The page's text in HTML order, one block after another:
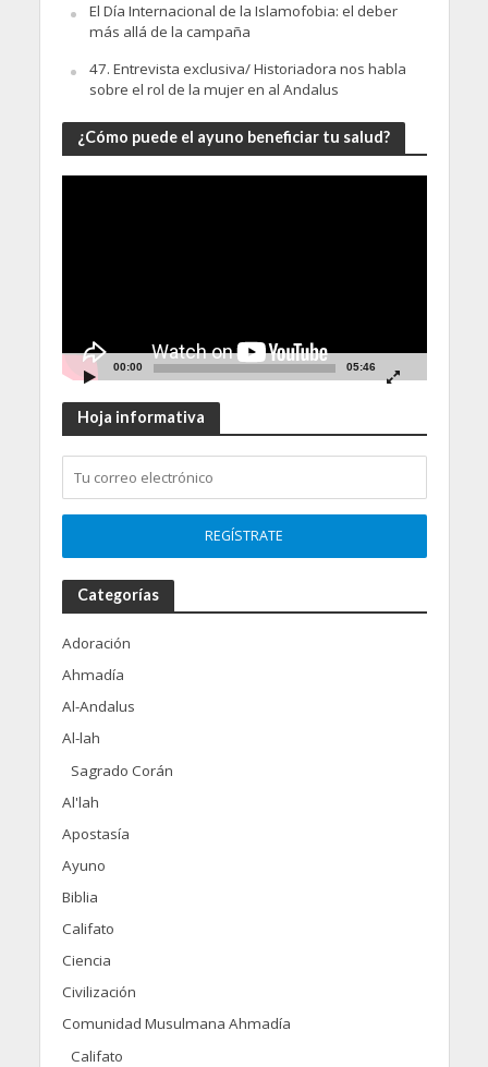
El Día Internacional de la Islamofobia: el deber
más allá de la campaña
47. Entrevista exclusiva/ Historiadora nos habla
sobre el rol de la mujer en al Andalus
¿Cómo puede el ayuno beneficiar tu salud?
00:00 05:46
Hoja informativa
Categorías
Adoración
Ahmadía
Al-Andalus
Al-lah
Sagrado Corán
Al'lah
Apostasía
Ayuno
Biblia
Califato
Ciencia
Civilización
Comunidad Musulmana Ahmadía
Califato